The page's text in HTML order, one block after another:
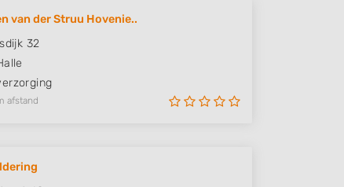
van der Struu Hovenie..
32
afstand